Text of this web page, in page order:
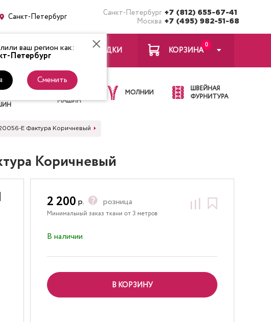
Санкт-Петербург Санкт-Петербург +7 (812) 655-67-41
Москва +7 (495) 982-51-68
ваш регион как:
Петербург
Сменить
ВХОД ЗАКЛАДКИ
0
КОРЗИНА
ИГЛЫ ДЛЯ
ШВЕЙНЫХ
МАШИН
МОЛНИИ
ШВЕЙНАЯ
ФУРНИТУРА
E Фактура Коричневый
Коричневый
2 200 р. розница
Минимальный заказ ткани от 3 метров
В наличии
В КОРЗИНУ